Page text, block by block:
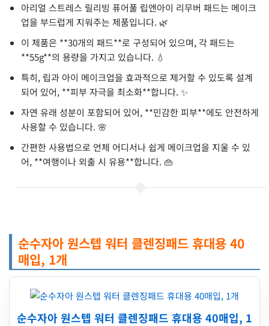
아리얼 스트레스 릴리빙 퓨어풀 립앤아이 리무버 패드는 메이크
업을 부드럽게 지워주는 제품입니다. 🌿
이 제품은 **30개의 패드**로 구성되어 있으며, 각 패드는
**55g**의 용량을 가지고 있습니다. 💧
특히, 립과 아이 메이크업을 효과적으로 제거할 수 있도록 설계
되어 있어, **피부 자극을 최소화**합니다. ✨
자연 유래 성분이 포함되어 있어, **민감한 피부**에도 안전하게
사용할 수 있습니다. 🌸
간편한 사용법으로 언제 어디서나 쉽게 메이크업을 지울 수 있
어, **여행이나 외출 시 유용**합니다. 👜
순수자아 원스텝 워터 클렌징패드 휴대용 40
매입, 1개
순수자아 원스텝 워터 클렌징패드 휴대용 40매입, 1